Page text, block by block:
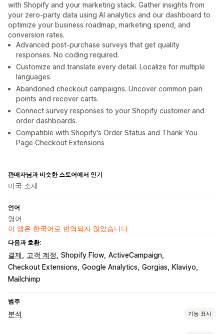
with Shopify and your marketing stack. Gather insights from
your zero-party data using AI analytics and our dashboard to
optimize your business roadmap, marketing spend, and
conversion rates.
Advanced post-purchase surveys that get quality
responses. No coding required.
Customize and translate every detail. Localize for multiple
languages.
Abandoned checkout campaigns. Uncover common pain
points and recover carts.
Connect survey responses to your Shopify customer and
order dashboards.
Compatible with Shopify's Order Status and Thank You
Page Checkout Extensions
판매자님과 비슷한 스토어에서 인기
미국 소재
언어
영어
이 앱은 한국어로 번역되지 않았습니다
다음과 호환:
결제 고객 계정 Shopify Flow ActiveCampaign
Checkout Extensions Google Analytics Gorgias
Klaviyo
Mailchimp
범주
분석 기능 표시